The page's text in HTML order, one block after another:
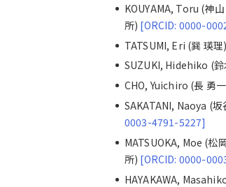
KOUYAMA, Toru (神
所) [ORCID: 0000-
TATSUMI, Eri (巽 瑛
SUZUKI, Hidehiko (
CHO, Yuichiro (長 勇
SAKATANI, Naoya (
0003-4791-5227]
MATSUOKA, Moe (
所) [ORCID: 0000-
HAYAKAWA,